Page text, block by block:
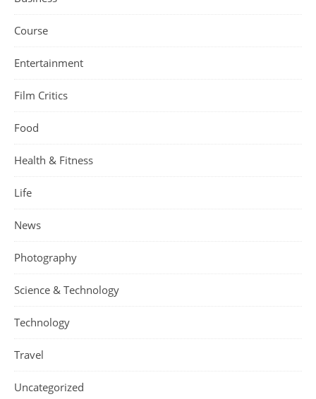
Course
Entertainment
Film Critics
Food
Health & Fitness
Life
News
Photography
Science & Technology
Technology
Travel
Uncategorized